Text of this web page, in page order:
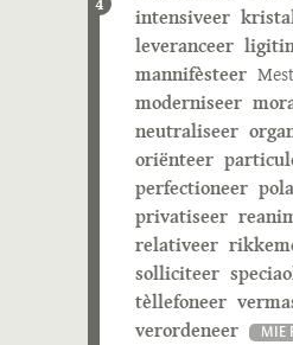
intensiveer
leveranceer
mannifèsteer
moderniseer
neutraliseer
oriënteer
perfectioneer
privatiseer
relativeer
solliciteer
tèllefoneer
verordeneer
MIE